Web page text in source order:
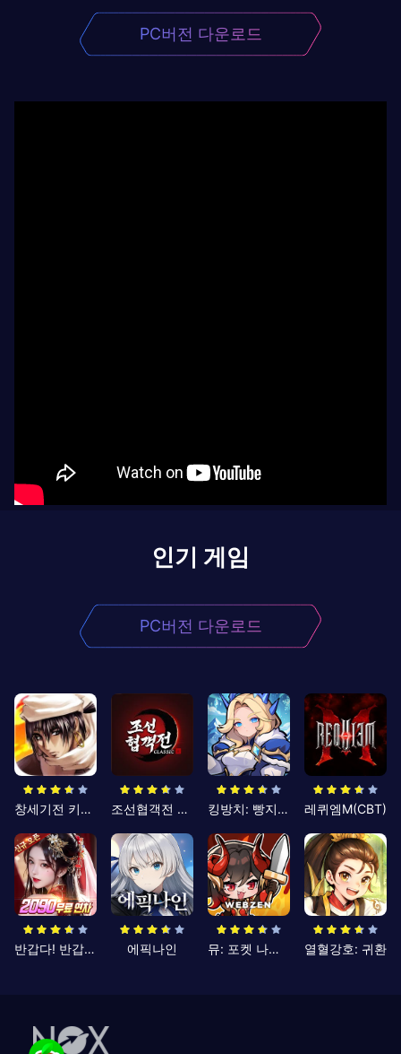
PC버전 다운로드
인기 게임
PC버전 다운로드
창세기전 키우기 조선협객전 클래식 킹방치: 빵지의 제왕 레퀴엠M(CBT)
반갑다! 반갑삼국지 에픽나인 뮤: 포켓 나이츠 열혈강호: 귀환